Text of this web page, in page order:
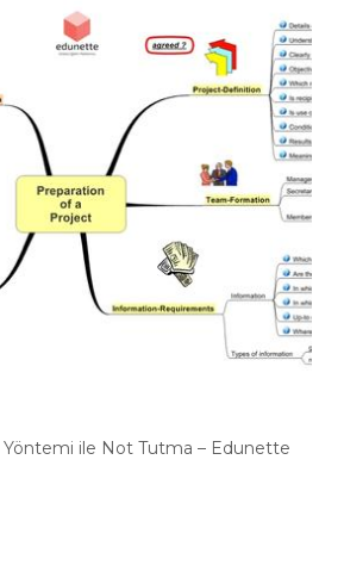
ile Not Tutma – Edunette